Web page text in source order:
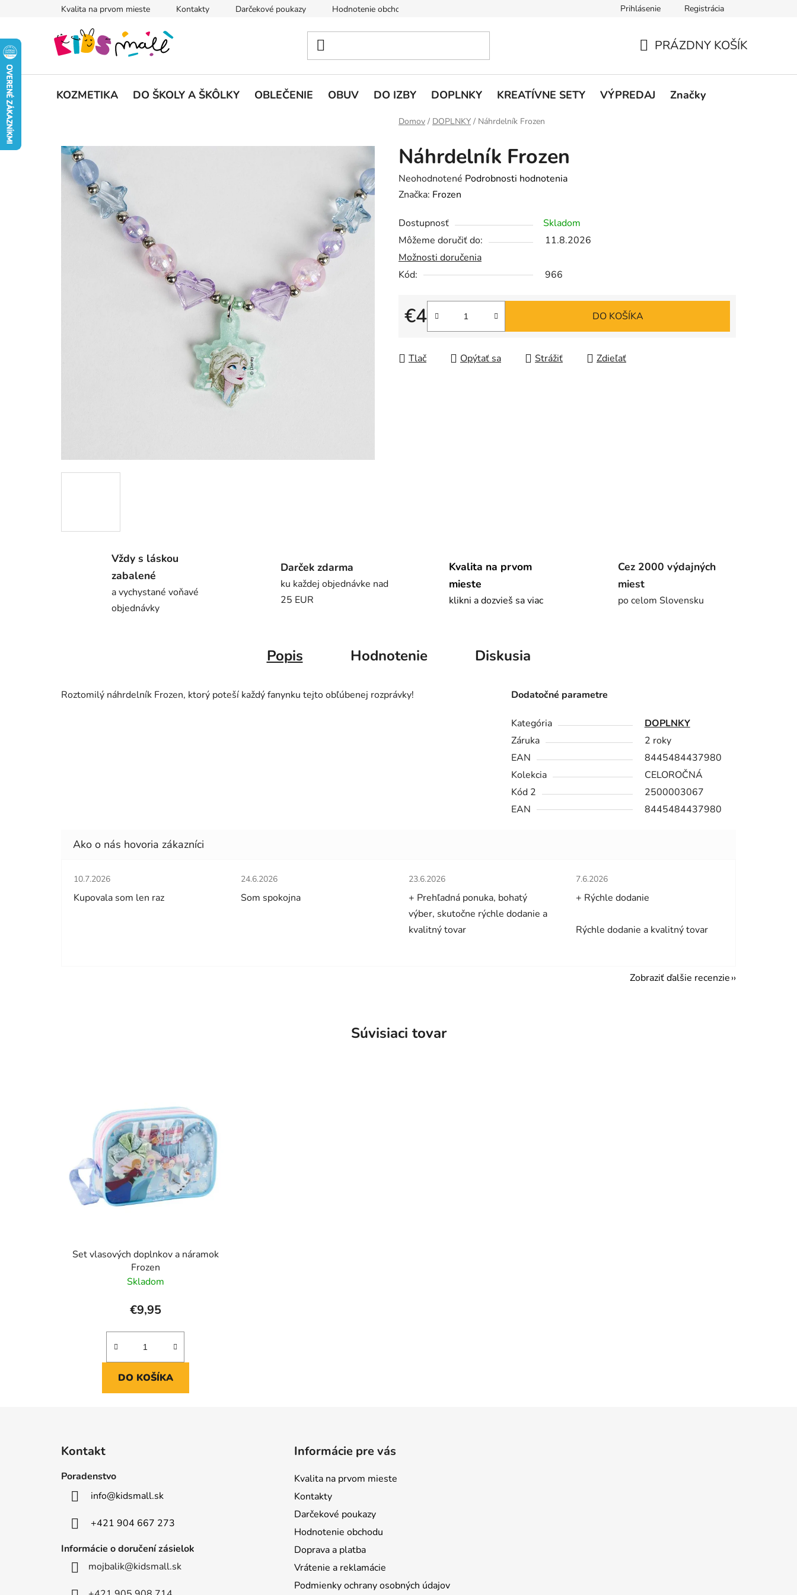
Kvalita na prvom mieste Kontakty Darčekové poukazy Hodnotenie obchodu Podmienky ochrany osobných údajov
Prihlásenie Registrácia
KOŠÍK
PRÁZDNY KOŠÍK
KOZMETIKA DO ŠKOLY A ŠKÔLKY OBLEČENIE OBUV DO IZBY DOPLNKY KREATÍVNE SETY VÝPREDAJ Značky
Domov / DOPLNKY / Náhrdelník Frozen
Náhrdelník Frozen
Priemerné
hodnotenie
je
0,0
z
5
Neohodnotené Podrobnosti hodnotenia
Značka: Frozen
Dostupnosť
Skladom
Môžeme doručiť do:
11.8.2026
Možnosti doručenia
Kód:
966
€4
Jednotková cena:
DO KOŠÍKA
Tlač Opýtať sa Strážiť Zdieľať
Vždy s láskou
zabalené
a vychystané voňavé
objednávky
Darček zdarma
ku každej objednávke nad
25 EUR
Kvalita na prvom
mieste
klikni a dozvieš sa viac
Cez 2000 výdajných
miest
po celom Slovensku
Popis Hodnotenie Diskusia
Roztomilý náhrdelník Frozen, ktorý poteší každý fanynku tejto obľúbenej rozprávky! Dodatočné parametre
Kategória
DOPLNKY
Záruka
2 roky
EAN
8445484437980
Kolekcia
CELOROČNÁ
Kód 2
2500003067
EAN
8445484437980
Hodnotenie obchodu je 5 z 5 hviezdičiek.
10.7.2026
Kupovala som len raz
Hodnotenie obchodu je 5 z 5 hviezdičiek.
24.6.2026
Som spokojna
Hodnotenie obchodu je 5 z 5 hviezdičiek.
23.6.2026
+ Prehľadná ponuka, bohatý
výber, skutočne rýchle dodanie a
kvalitný tovar
Hodnotenie obchodu je 5 z 5 hviezdičiek.
7.6.2026
+ Rýchle dodanie
Rýchle dodanie a kvalitný tovar
Zobraziť ďalšie recenzie
Súvisiaci tovar
Set vlasových doplnkov a náramok
Frozen
Skladom
€9,95
DO KOŠÍKA
Kontakt
Poradenstvo
info@kidsmall.sk
+421 904 667 273
Informácie o doručení zásielok
mojbalik@kidsmall.sk
Informácie pre vás
Kvalita na prvom mieste
Kontakty
Darčekové poukazy
Hodnotenie obchodu
Doprava a platba
Vrátenie a reklamácie
Podmienky ochrany osobných údajov